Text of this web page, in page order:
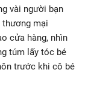
vài người bạn
mại
cửa hàng, nhìn
túm lấy tóc bé
trước khi cô bé